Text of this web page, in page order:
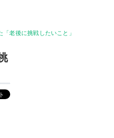
老後に挑戦したいこと」